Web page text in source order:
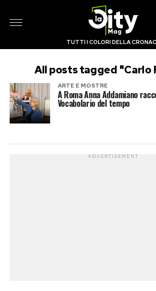
TUTTI I COLORI DELLA
All posts tagged "Carlo
ARTE E MOSTRE
A Roma Anna Addamiano
Vocabolario del tempo
ADVERTISEMENT